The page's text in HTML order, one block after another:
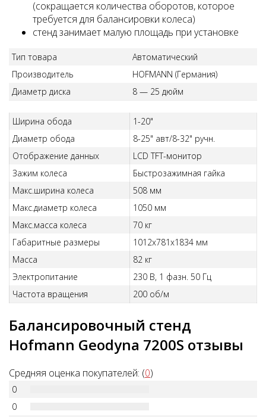
(сокращается количества оборотов, которое
трeбуется для балансировки колеса)
стенд занимает малую площадь при установке
Тип товара
Автоматический
Производитель
HOFMANN (Германия)
Диаметр диска
8 — 25 дюйм
Ширина обода
1-20"
Диаметр обода
8-25" авт/8-32" ручн.
Отображение данных
LCD TFT-монитор
Зажим колеса
Быстрозажимная гайка
Макс.ширина колеса
508 мм
Макс.диаметр колеса
1050 мм
Макс.масса колеса
70 кг
Габаритные размеры
1012х781х1834 мм
Масса
82 кг
Электропитание
230 В, 1 фазн. 50 Гц
Частота вращения
200 об/м
Балансировочный стенд
Hofmann Geodyna 7200S отзывы
Средняя оценка покупателей: (0)
0
0